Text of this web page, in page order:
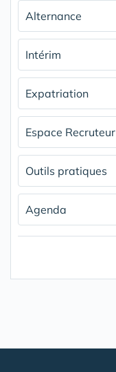
Alternance
Intérim
Expatriation
Espace Recruteur
Outils pratiques
Agenda